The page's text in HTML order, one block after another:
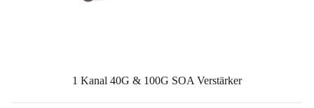
1 Kanal 40G & 100G SOA Verstärker